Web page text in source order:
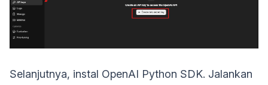
Selanjutnya, instal OpenAI Python SDK. Jalankan